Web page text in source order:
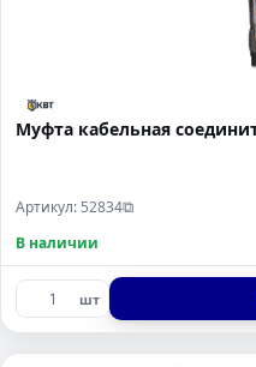
Муфта кабельная
Артикул: 52834⧉
В наличии
шт